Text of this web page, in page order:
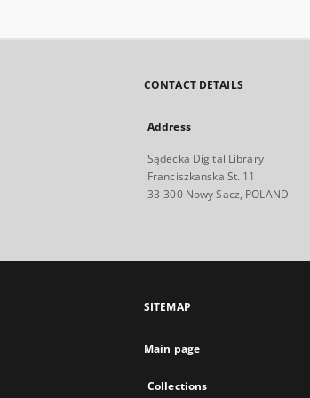
CONTACT DETAILS
Address
Sądecka Digital Library
Franciszkanska St. 11
33-300 Nowy Sacz, POLAND
SITEMAP
Main page
Collections